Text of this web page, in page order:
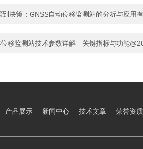
到决策：GNSS自动位移监测站的分析与应用
移监测站技术参数详解：关键指标与功能
产品展示 新闻中心 技术文章 荣誉资质